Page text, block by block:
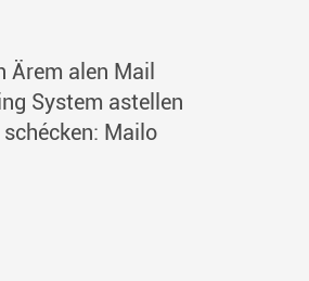
Ärem alen Mail
System astellen
Mailo